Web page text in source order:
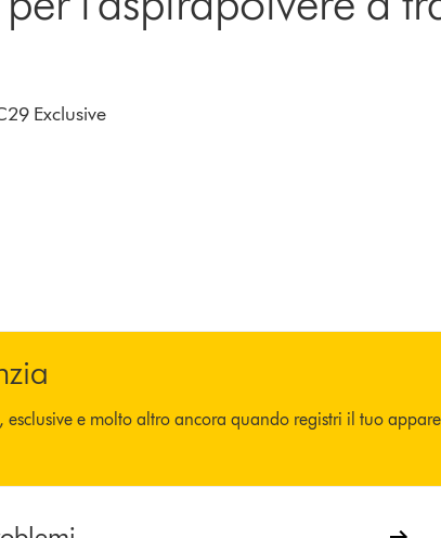
Exclusive
esclusive e molto altro ancora quando registri il tuo